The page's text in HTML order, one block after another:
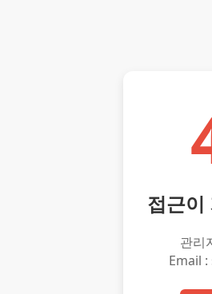
접근이
관리
Email